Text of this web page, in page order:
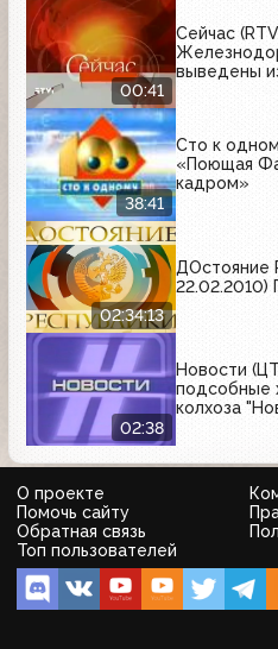
00:41
Сейчас
выведены
38:41
Сто к
«Поющая
кадром»
02:34:13
ДОстояние
22.02.2010)
02:38
Новости
подсобные
колхоза
О проекте
Помочь сайту
Обратная связь
Топ пользователей